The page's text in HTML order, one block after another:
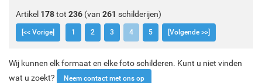
Artikel 178tot 236 (van 261 schilderijen)
[<< Vorige] 1 2 3 4 5 [Volgende >>]
Wij kunnen elk formaat en elke foto schilderen. Kunt u niet vinden
wat u zoekt?
Neem contact met ons op